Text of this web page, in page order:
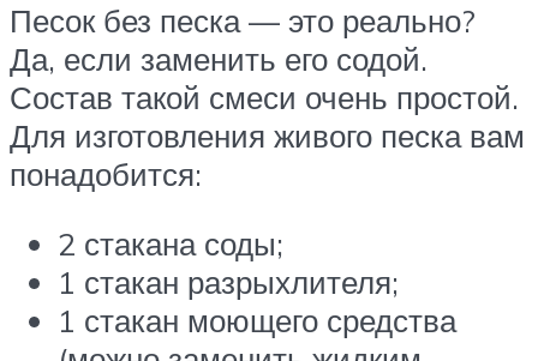
Песок без песка — это реально?
Да, если заменить его содой.
Состав такой смеси очень простой.
Для изготовления живого песка вам
понадобится:
2 стакана соды;
1 стакан разрыхлителя;
1 стакан моющего средства